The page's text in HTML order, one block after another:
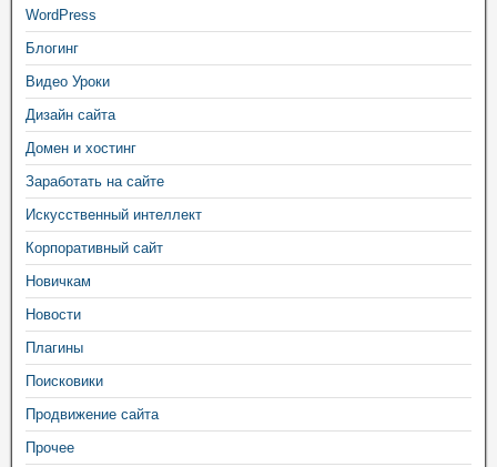
WordPress
Блогинг
Видео Уроки
Дизайн сайта
Домен и хостинг
Заработать на сайте
Искусственный интеллект
Корпоративный сайт
Новичкам
Новости
Плагины
Поисковики
Продвижение сайта
Прочее